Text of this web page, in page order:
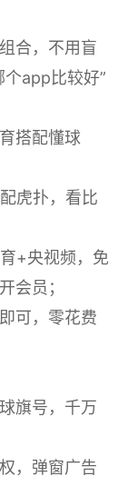
合，不用盲
个app比较好”
搭配懂球
虎扑，看比
+央视频，免
会员；
可，零花费
旗号，千万
，弹窗广告